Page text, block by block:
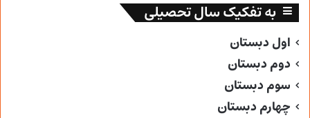
به تفکیک سال تحصیلی
اول دبستان
دوم دبستان
سوم دبستان
چهارم دبستان